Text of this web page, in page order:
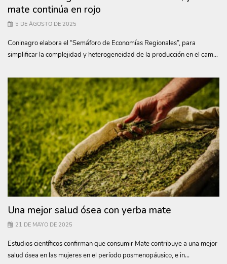
mate continúa en rojo
5 DE AGOSTO DE 2025
Coninagro elabora el “Semáforo de Economías Regionales”, para
simplificar la complejidad y heterogeneidad de la producción en el cam...
Una mejor salud ósea con yerba mate
21 DE MAYO DE 2025
Estudios científicos confirman que consumir Mate contribuye a una mejor
salud ósea en las mujeres en el período posmenopáusico, e in...